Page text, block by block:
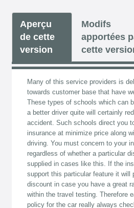
Aperçu
de cette
version
Modifs
apportées
cette